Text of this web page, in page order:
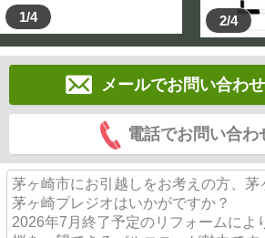
1/4 2/4
メールでお問い合わ
電話でお問い合わ
茅ヶ崎市にお引越しをお考えの方、茅
茅ヶ崎プレジオはいかがですか？
2026年7月終了予定のリフォームによ